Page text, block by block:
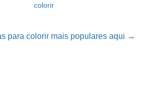
colorir
para colorir mais populares aqui →